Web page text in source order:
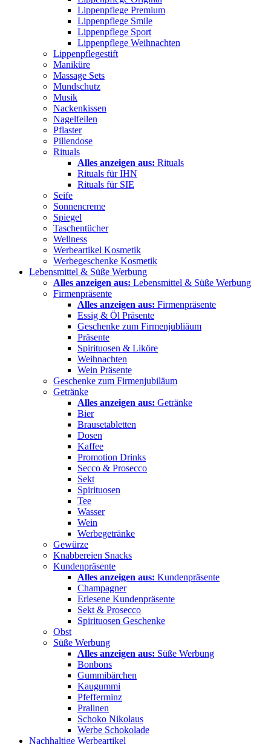
Lippenpflege Premium
Lippenpflege Smile
Lippenpflege Sport
Lippenpflege Weihnachten
Lippenpflegestift
Maniküre
Massage Sets
Mundschutz
Musik
Nackenkissen
Nagelfeilen
Pflaster
Pillendose
Rituals
Alles anzeigen aus: Rituals
Rituals für IHN
Rituals für SIE
Seife
Sonnencreme
Spiegel
Taschentücher
Wellness
Werbeartikel Kosmetik
Werbegeschenke Kosmetik
Lebensmittel & Süße Werbung
Alles anzeigen aus: Lebensmittel & Süße Werbung
Firmenpräsente
Alles anzeigen aus: Firmenpräsente
Essig & Öl Präsente
Geschenke zum Firmenjubliäum
Präsente
Spirituosen & Liköre
Weihnachten
Wein Präsente
Geschenke zum Firmenjubiläum
Getränke
Alles anzeigen aus: Getränke
Bier
Brausetabletten
Dosen
Kaffee
Promotion Drinks
Secco & Prosecco
Sekt
Spirituosen
Tee
Wasser
Wein
Werbegetränke
Gewürze
Knabbereien Snacks
Kundenpräsente
Alles anzeigen aus: Kundenpräsente
Champagner
Erlesene Kundenpräsente
Sekt & Prosecco
Spirituosen Geschenke
Obst
Süße Werbung
Alles anzeigen aus: Süße Werbung
Bonbons
Gummibärchen
Kaugummi
Pfefferminz
Pralinen
Schoko Nikolaus
Werbe Schokolade
Nachhaltige Werbeartikel